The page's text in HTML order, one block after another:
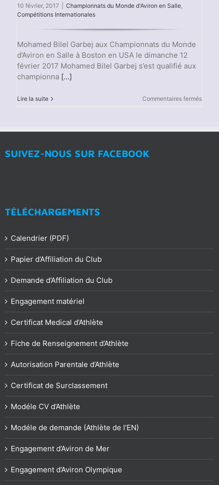
10 février, 2017 Championnats du Monde d'Aviron en Salle,
Compétitions Internationales
Mohamed Bilel Garbej aux Championnats du Monde
d’Aviron en Salle à Boston en USA le dimanche 12
février 2017 Mohamed Bilel Garbej s’est qualifié aux
championna [...]
Lire la suite Commentaires ferméssur
SUIVEZ-NOUS SUR FACEBOOK
TÉLÉCHARGEMENTS
Calendrier (PDF)
Papier d’Affiliation du Club
Demande d’Affiliation du Club
Engagement matériel
Certificat Medical d’Athlète
Fiche de Renseignement d’Athlète
Autorisation Parentale d’Athlète
Certificat de Surclassement
Modéle CV d’Athlète
Modéle de demande (Athlète de l’EN)
Engagement d’Aviron de Mer
Engagement d’Aviron Olympique